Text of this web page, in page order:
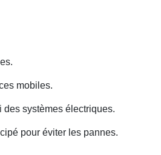
mobiles.
des systèmes électriques.
pour éviter les pannes.